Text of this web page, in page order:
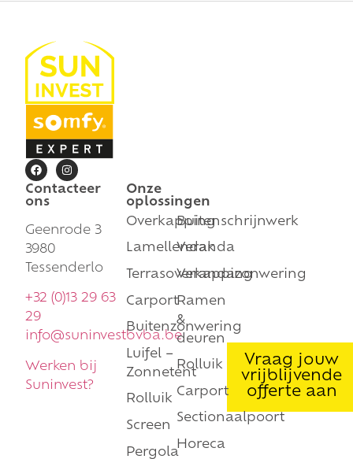
Contacteer
ons
Geenrode 3
3980
Tessenderlo
+32 (0)13 29 63
29
info@suninvestbvba.be
Werken bij
Suninvest?
Onze
oplossingen
Overkapping
Lamellendak
Terrasoverkapping
Carport
Buitenzonwering
Luifel –
Zonnetent
Rolluik
Screen
Pergola
Buitenschrijnwerk
Veranda
Verandazonwering
Ramen
&
deuren
Rolluik
Carport
Sectionaalpoort
Horeca
Vraag jouw
vrijblijvende
offerte aan